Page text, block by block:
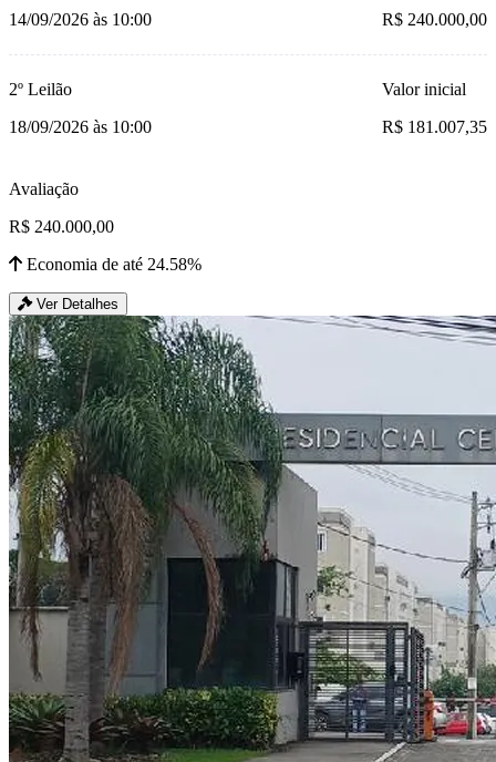
14/09/2026 às 10:00
R$ 240.000,00
2º Leilão
18/09/2026 às 10:00
Valor inicial
R$ 181.007,35
Avaliação
R$ 240.000,00
Economia de até 24.58%
Ver Detalhes